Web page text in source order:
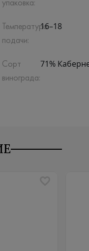
упаковка:
Температура
подачи:
16–18
Сорт
винограда:
71%